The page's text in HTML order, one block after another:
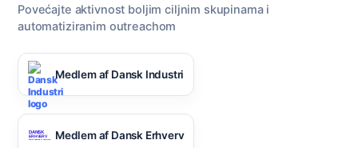
Povećajte aktivnost boljim ciljnim skupinama i
automatiziranim outreachom
Medlem af Dansk Industri
Medlem af Dansk Erhverv